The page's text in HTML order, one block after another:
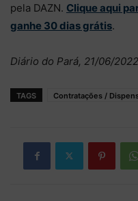
pela DAZN. Clique aqui
ganhe 30 dias grátis.
Diário do Pará, 21/06/2022
TAGS Contratações /